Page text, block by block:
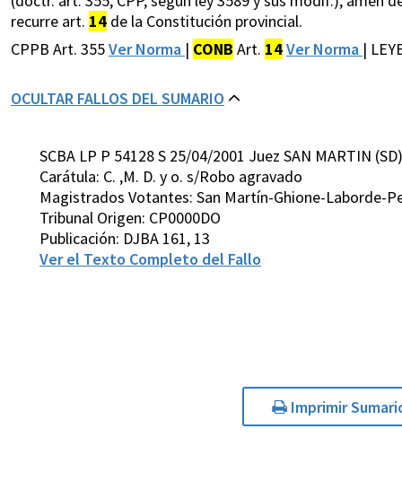
recurre art. 14 de la Constitución provincial.
CPPB Art. 355Ver Norma | CONB Art. 14Ver Norma |
OCULTAR FALLOS DEL SUMARIO
SCBA LP P 54128 S 25/04/2001 Juez SAN MARTIN (SD)
Carátula: C. ,M. D. y o. s/Robo agravado
Magistrados Votantes: San Martín-Ghione-Laborde-
Tribunal Origen: CP0000DO
Publicación: DJBA 161, 13
Ver el Texto Completo del Fallo
Imprimir